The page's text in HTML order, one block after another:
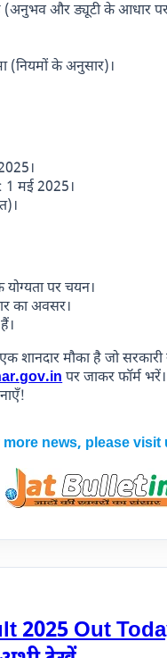
(अनुभव और ड्यूटी के आधार
(नियमों के अनुसार)।
1 मई 2025।
योग्यता पर चयन।
का अवसर।
एक शानदार मौका है जो
पर जाकर फॉर्म
more news, please visit
2025 Out